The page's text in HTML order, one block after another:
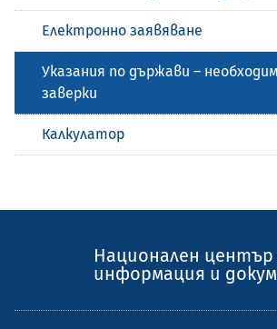
Електронно заявяване
Указания по държави –
заверки
Калкулатор
Национален център
информация и